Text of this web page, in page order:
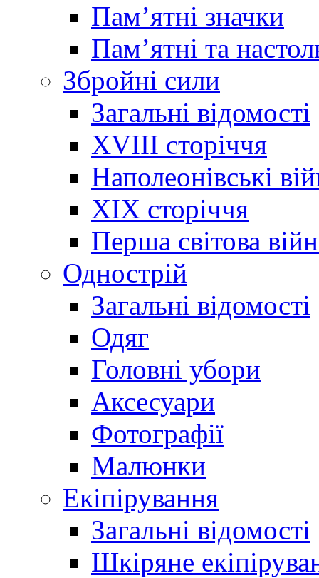
Памʼятні значки
Памʼятні та
Збройні сили
Загальні відомості
XVIII сторіччя
Наполеонівські
XIX сторіччя
Перша світова
Однострій
Загальні відомості
Одяг
Головні убори
Аксесуари
Фотографії
Малюнки
Екіпірування
Загальні відомості
Шкіряне